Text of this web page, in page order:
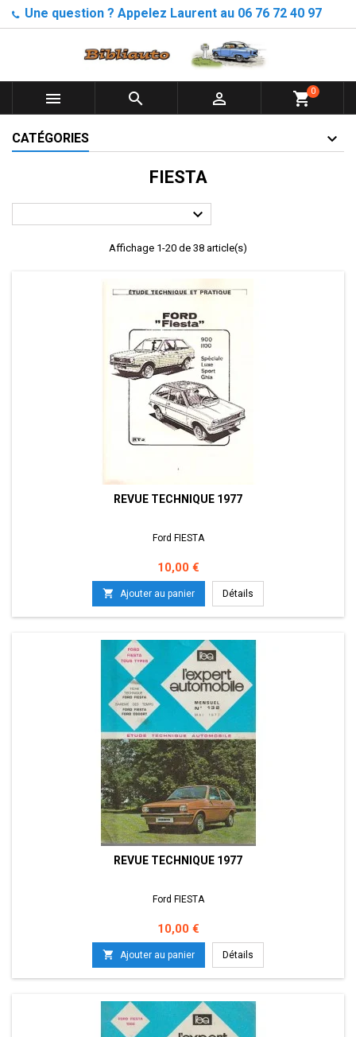
Une question ? Appelez Laurent au 06 76 72 40 97
   shopping_cart0
CATÉGORIES
FIESTA

Affichage 1-20 de 38 article(s)
REVUE TECHNIQUE 1977
Ford FIESTA
Prix
10,00 €
 Ajouter au panier Détails
REVUE TECHNIQUE 1977
Ford FIESTA
Prix
10,00 €
 Ajouter au panier Détails